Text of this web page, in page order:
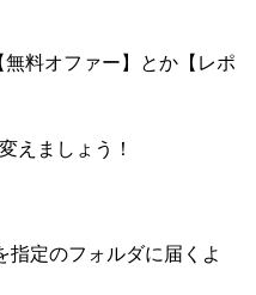
料オファー】とか【レポ
えましょう！
指定のフォルダに届くよ